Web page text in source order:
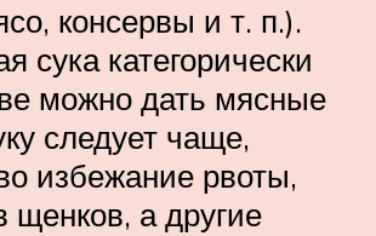
консервы и т. п.).
сука категорически
можно дать мясные
следует чаще,
избежание рвоты,
щенков, а другие